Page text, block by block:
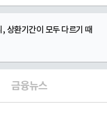
상환기간이 모두 다르기 때
금융뉴스